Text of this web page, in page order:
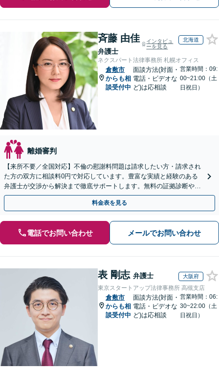
斉藤 由佳
弁護士
インタビュ
ーを見る
北海道
ネクスパート法律事務所 札幌オフィス
倉敷市
からも相
談受付中
面談方法(対面・
電話・ビデオな
ど)は応相談
営業時間：09:
00~21:00（土
日祝日）
離婚審判
【来所不要／全国対応】不倫の慰謝料問題は請求したい方・請求され
た方の双方に相談料0円で対応しています。豊富な実績と経験のある
弁護士が交渉から解決まで徹底サポートします。無料の証拠診断や着
手金の返還保証もありますので安心してご相談ください。
料金表を見る
電話でお問い合わせ メールでお問い合わせ
表 剛志 弁護士 大阪府
東京スタートアップ法律事務所 高槻支店
倉敷市
からも相
談受付中
面談方法(対面・
電話・ビデオな
ど)は応相談
営業時間：06:
30~22:00（土
日祝日）